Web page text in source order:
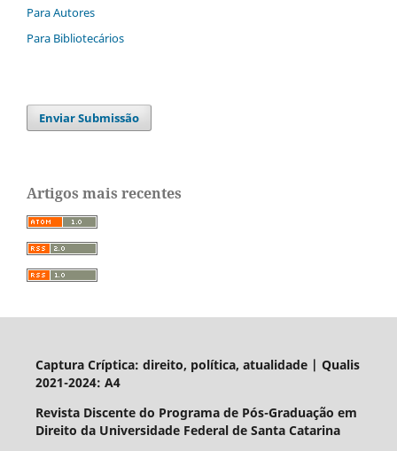
Para Autores
Para Bibliotecários
Enviar Submissão
Artigos mais recentes
Captura Críptica: direito, política, atualidade | Qualis
2021-2024: A4
Revista Discente do Programa de Pós-Graduação em
Direito da Universidade Federal de Santa Catarina